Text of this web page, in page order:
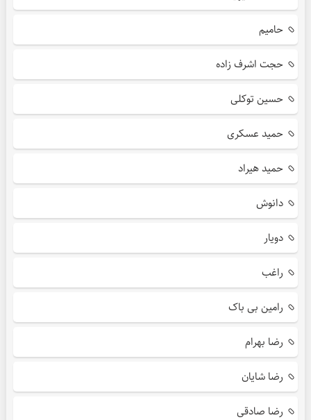
حامیم
حجت اشرف زاده
حسین توکلی
حمید عسکری
حمید هیراد
دانوش
دویار
راغب
رامین بی باک
رضا بهرام
رضا شایان
رضا صادقی